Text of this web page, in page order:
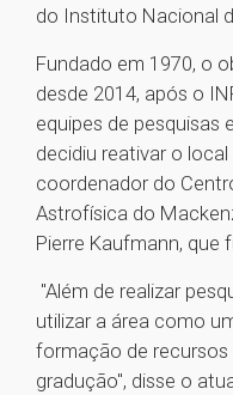
do Instituto Nacional
Fundado em 1970, o
desde 2014, após o
equipes de pesquisas
decidiu reativar o
coordenador do
Astrofísica do
Pierre Kaufmann, que
"Além de realizar
utilizar a área como
formação de
gradução", disse o